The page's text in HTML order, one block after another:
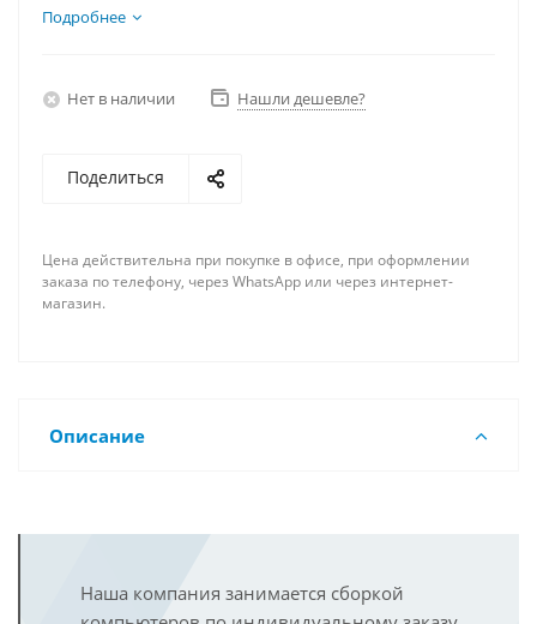
BOMBER WIFI D5, Видеокарта RTX 5080 16Гб,
Подробнее
Нет в наличии Нашли дешевле?
Поделиться
Цена действительна при покупке в офисе, при оформлении
заказа по телефону, через WhatsApp или через интернет-
магазин.
Описание
Наша компания занимается сборкой